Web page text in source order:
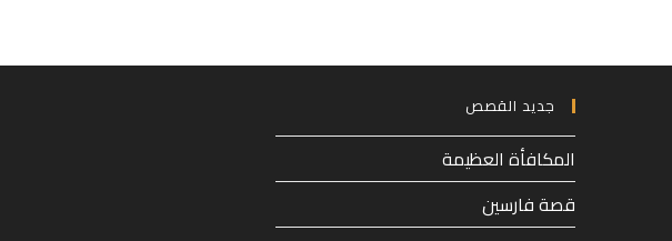
جديد القصص
المكافأة العظيمة
قصة فارسين